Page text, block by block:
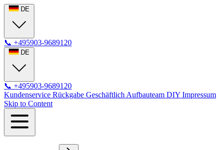
DE
📞 +495903-9689120
DE
📞 +495903-9689120
Kundenservice Rückgabe Geschäftlich Aufbauteam DIY Impressum
Skip to Content